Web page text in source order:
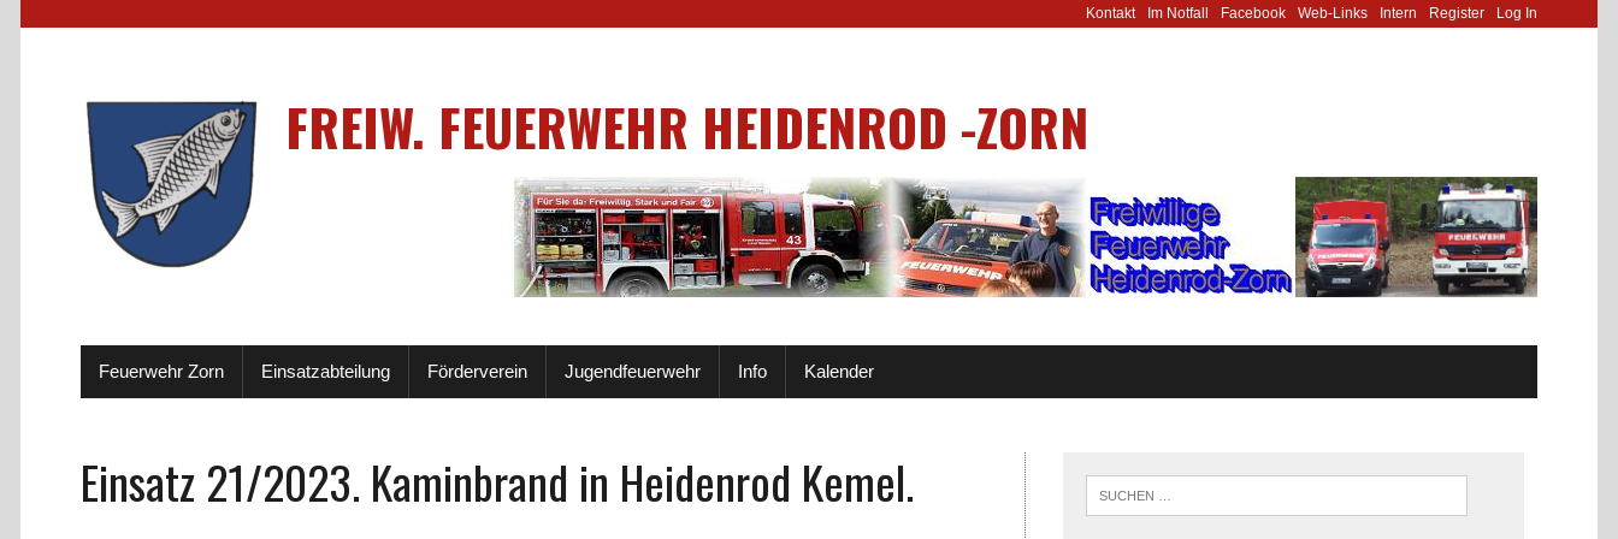
Kontakt Im Notfall Facebook Web-Links Intern Register Log In
FREIW. FEUERWEHR HEIDENROD -ZORN
Feuerwehr Zorn Einsatzabteilung Förderverein Jugendfeuerwehr Info Kalender
Einsatz 21/2023. Kaminbrand in Heidenrod Kemel.